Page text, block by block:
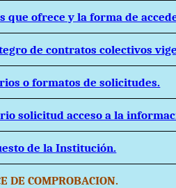
que ofrece y la forma de
de contratos colectivos
o formatos de solicitudes.
solicitud acceso a la
de la Institución.